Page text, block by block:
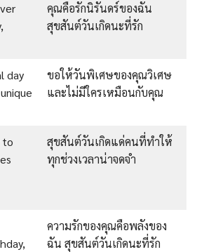
คุณคือรักนิรันดร์ของฉัน
สุขสันต์วันเกิดนะที่รัก
day
ขอให้วันพิเศษของคุณวิเศษ
และไม่มีใครเหมือนกับคุณ
to
สุขสันต์วันเกิดแด่คนที่ทำให้
ทุกช่วงเวลาน่าจดจำ
ความรักของคุณคือพลังของ
ฉัน สุขสันต์วันเกิดนะที่รัก